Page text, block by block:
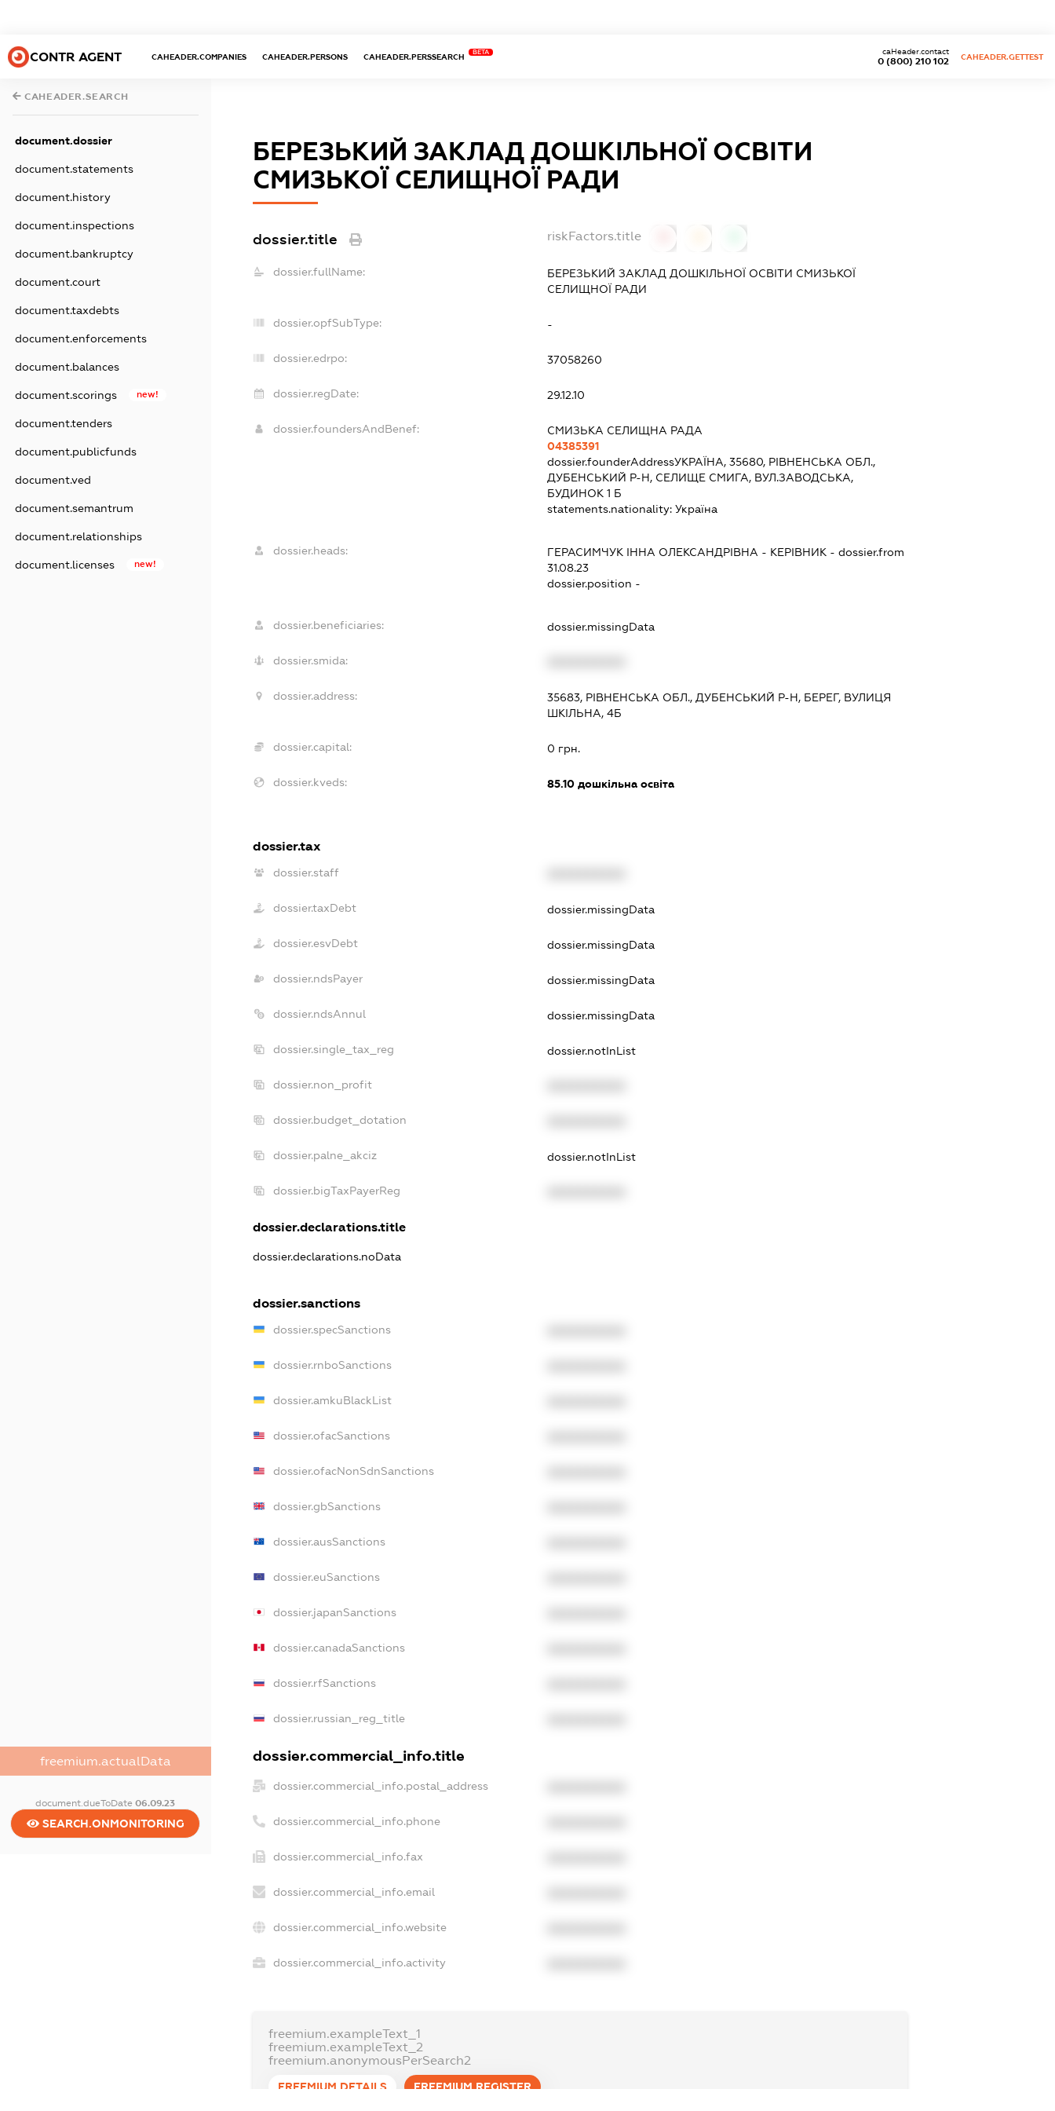
CONTR AGENT CAHEADER.COMPANIES CAHEADER.PERSONS CAHEADER.PERSSEARCH
BETA
0 (800) 210 102
caHeader.contact
CAHEADER.GETTEST
CAHEADER.SEARCH
document.dossier
document.statements
document.history
document.inspections
document.bankruptcy
document.court
document.taxdebts
document.enforcements
document.balances
document.scorings new!
document.tenders
document.publicfunds
document.ved
document.semantrum
document.relationships
document.licenses new!
freemium.actualData
document.dueToDate06.09.23
SEARCH.ONMONITORING
БЕРЕЗЬКИЙ ЗАКЛАД ДОШКІЛЬНОЇ ОСВІТИ
СМИЗЬКОЇ СЕЛИЩНОЇ РАДИ
dossier.title riskFactors.title
dossier.fullName:
БЕРЕЗЬКИЙ ЗАКЛАД ДОШКІЛЬНОЇ ОСВІТИ СМИЗЬКОЇ
СЕЛИЩНОЇ РАДИ
dossier.opfSubType: -
dossier.edrpo: 37058260
dossier.regDate: 29.12.10
dossier.foundersAndBenef:
СМИЗЬКА СЕЛИЩНА РАДА
04385391
dossier.founderAddressУКРАЇНА, 35680, РІВНЕНСЬКА ОБЛ.,
ДУБЕНСЬКИЙ Р-Н, СЕЛИЩЕ СМИГА, ВУЛ.ЗАВОДСЬКА,
БУДИНОК 1 Б
statements.nationality:Україна
dossier.heads: ГЕРАСИМЧУК ІННА ОЛЕКСАНДРІВНА - КЕРІВНИК - dossier.from
31.08.23
dossier.position -
dossier.beneficiaries: dossier.missingData
dossier.smida:
dossier.address:
35683, РІВНЕНСЬКА ОБЛ., ДУБЕНСЬКИЙ Р-Н, БЕРЕГ, ВУЛИЦЯ
ШКІЛЬНА, 4Б
dossier.capital: 0 грн.
dossier.kveds: 85.10 дошкільна освіта
dossier.tax
dossier.staff
dossier.taxDebt dossier.missingData
dossier.esvDebt dossier.missingData
dossier.ndsPayer dossier.missingData
dossier.ndsAnnul dossier.missingData
dossier.single_tax_reg dossier.notInList
dossier.non_profit
dossier.budget_dotation
dossier.palne_akciz dossier.notInList
dossier.bigTaxPayerReg
dossier.declarations.title
dossier.declarations.noData
dossier.sanctions
dossier.specSanctions
dossier.rnboSanctions
dossier.amkuBlackList
dossier.ofacSanctions
dossier.ofacNonSdnSanctions
dossier.gbSanctions
dossier.ausSanctions
dossier.euSanctions
dossier.japanSanctions
dossier.canadaSanctions
dossier.rfSanctions
dossier.russian_reg_title
dossier.commercial_info.title
dossier.commercial_info.postal_address
dossier.commercial_info.phone
dossier.commercial_info.fax
dossier.commercial_info.email
dossier.commercial_info.website
dossier.commercial_info.activity
freemium.exampleText_1
freemium.exampleText_2
freemium.anonymousPerSearch2
FREEMIUM.DETAILS FREEMIUM.REGISTER